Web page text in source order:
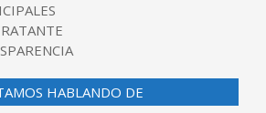
HABLANDO DE